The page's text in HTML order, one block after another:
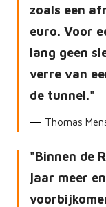
zoals een
euro. Voor
lang geen
verre van
de tunnel.
Thomas
Binnen de
jaar meer